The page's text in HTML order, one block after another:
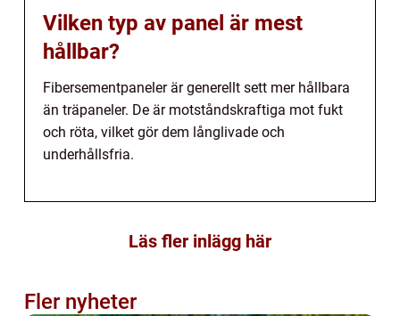
Vilken typ av panel är mest
hållbar?
Fibersementpaneler är generellt sett mer hållbara
än träpaneler. De är motståndskraftiga mot fukt
och röta, vilket gör dem långlivade och
underhållsfria.
Läs fler inlägg här
Fler nyheter